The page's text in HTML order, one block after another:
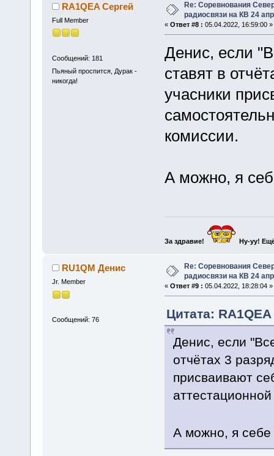
RA1QEA Сергей
Full Member
Сообщений: 181
Пьяный проспится, Дурак -
никогда!
Re: Соревнования
радиосвязи на КВ 24
« Ответ #8 : 05.04.2022, 16:59:00 »
Денис, если
ставят в
учасники
комиссии.
А можно, я
За здравие! Ну-уу!
RU1QM Денис
Jr. Member
Сообщений: 76
Re: Соревнования
радиосвязи на КВ 24
« Ответ #9 : 05.04.2022, 18:28:04 »
Цитата:
Денис, если
отчётах 3
присваивают
А можно, я